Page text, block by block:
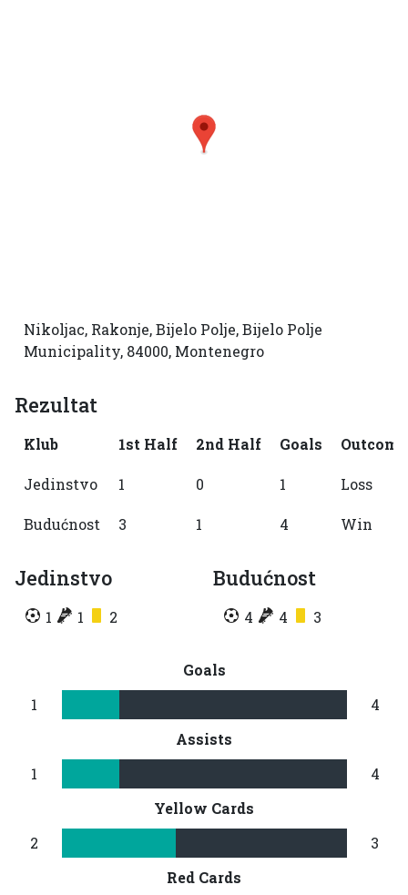
Nikoljac, Rakonje, Bijelo Polje, Bijelo Polje
Municipality, 84000, Montenegro
Rezultat
Klub 1st Half 2nd Half Goals Outcome
Jedinstvo 1 0 1 Loss
Budućnost 3 1 4 Win
Jedinstvo
1 1 2
Budućnost
4 4 3
Goals
1
4
Assists
1
4
Yellow Cards
2
3
Red Cards